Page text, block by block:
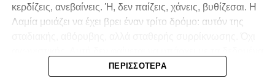
κερδίζεις, ανεβαίνεις. Ή, δεν παίζεις, χάνεις, βυθίζεσαι. Η
Λαμία μοιάζει να έχει βρει έναν τρίτο δρόμο: αυτόν της
της κατηγορίας. Της συρρίκνωσης της ίδιας της
ΠΕΡΙΣΣΌΤΕΡΑ